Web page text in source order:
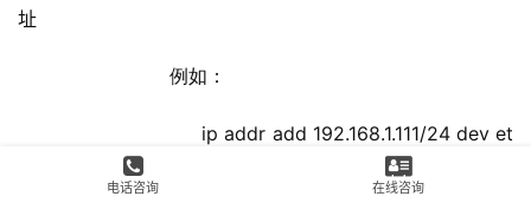
址
例如：
ip addr add 192.168.1.111/24 dev et
h0 label eth0:0
电话咨询 在线咨询